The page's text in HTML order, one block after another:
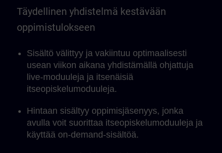
Täydellinen yhdistelmä kestävään
oppimistulokseen
Sisältö välittyy ja vakiintuu optimaalisesti
usean viikon aikana yhdistämällä ohjattuja
live-moduuleja ja itsenäisiä
itseopiskelumoduuleja.
Hintaan sisältyy oppimisjäsenyys, jonka
avulla voit suorittaa itseopiskelumoduuleja ja
käyttää on-demand-sisältöä.